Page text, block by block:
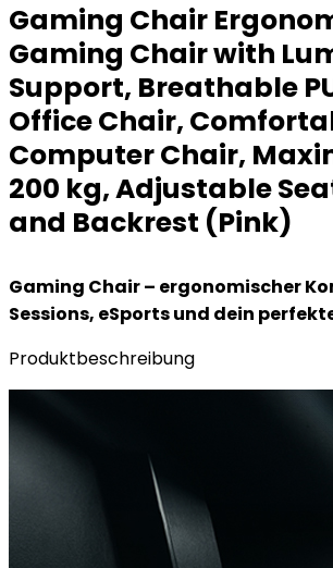
Gaming Chair
Gaming Chair with
Support, Breathable
Office Chair,
Computer Chair,
200 kg, Adjustable
and Backrest (Pink)
Gaming Chair – ergonomischer
Sessions, eSports und dein
Produktbeschreibung